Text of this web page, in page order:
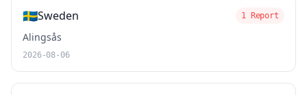
🇸🇪Sweden 1 Report
Alingsås
2026-08-06